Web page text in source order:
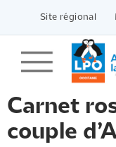
contenu
Site régional
Carnet
couple